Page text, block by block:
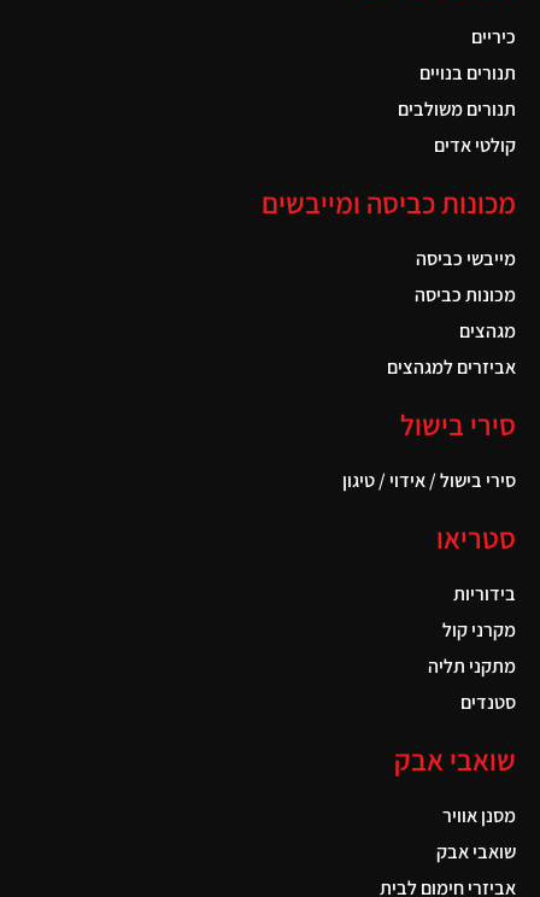
כיריים
תנורים בנויים
תנורים משולבים
קולטי אדים
מכונות כביסה ומייבשים
מייבשי כביסה
מכונות כביסה
מגהצים
אביזרים למגהצים
סירי בישול
סירי בישול / אידוי / טיגון
סטריאו
בידוריות
מקרני קול
מתקני תליה
סטנדים
שואבי אבק
מסנן אוויר
שואבי אבק
אביזרי חימום לבית